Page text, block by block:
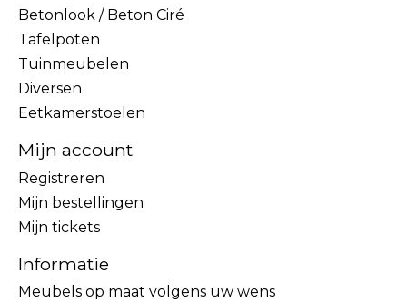
Betonlook / Beton Ciré
Tafelpoten
Tuinmeubelen
Diversen
Eetkamerstoelen
Mijn account
Registreren
Mijn bestellingen
Mijn tickets
Informatie
Meubels op maat volgens uw wens